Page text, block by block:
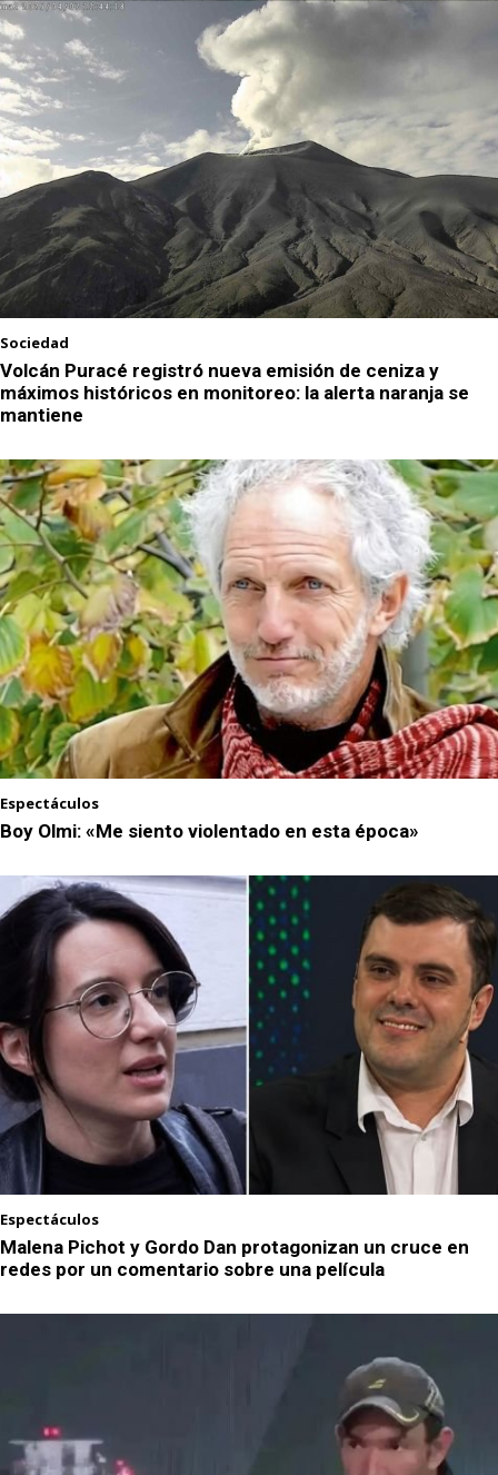
Sociedad
Volcán Puracé registró nueva emisión de ceniza y
máximos históricos en monitoreo: la alerta naranja se
mantiene
Espectáculos
Boy Olmi: «Me siento violentado en esta época»
Espectáculos
Malena Pichot y Gordo Dan protagonizan un cruce en
redes por un comentario sobre una película